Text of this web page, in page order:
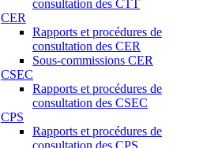
consultation des CTT
CER
Rapports et procédures de
consultation des CER
Sous-commissions CER
CSEC
Rapports et procédures de
consultation des CSEC
CPS
Rapports et procédures de